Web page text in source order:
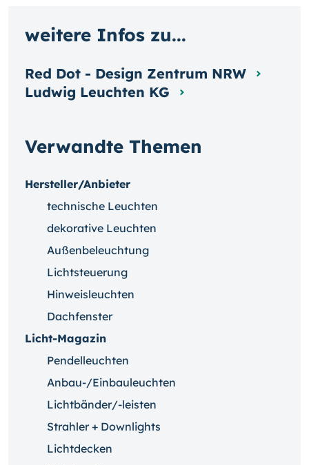
Verwandte Themen
Hersteller/Anbieter
technische Leuchten
dekorative Leuchten
Außenbeleuchtung
Lichtsteuerung
Hinweisleuchten
Dachfenster
Licht-Magazin
Pendelleuchten
Anbau-/Einbauleuchten
Lichtbänder/-leisten
Strahler + Downlights
Lichtdecken
weitere Infos zu...
Red Dot - Design Zentrum NRW
Ludwig Leuchten KG